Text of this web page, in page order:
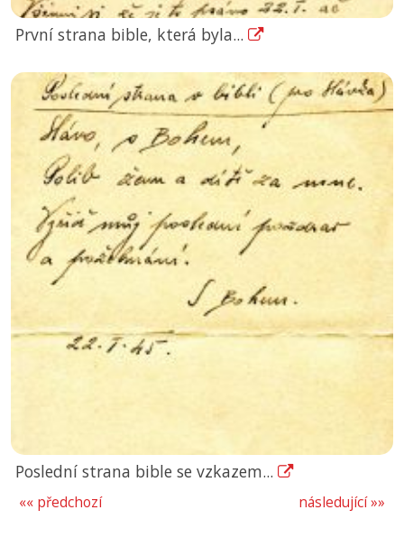
První strana bible, která byla...
Poslední strana bible se vzkazem...
následující »»
«« předchozí